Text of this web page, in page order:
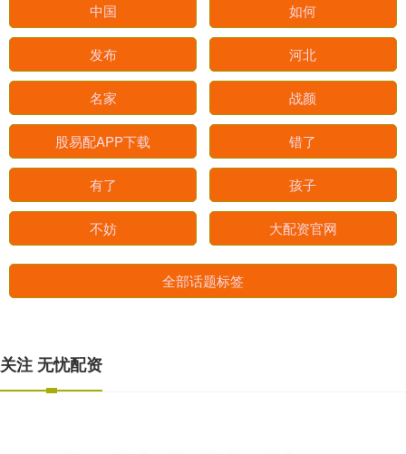
中国 如何
发布 河北
名家 战颜
股易配APP下载 错了
有了 孩子
不妨 大配资官网
全部话题标签
关注 无忧配资